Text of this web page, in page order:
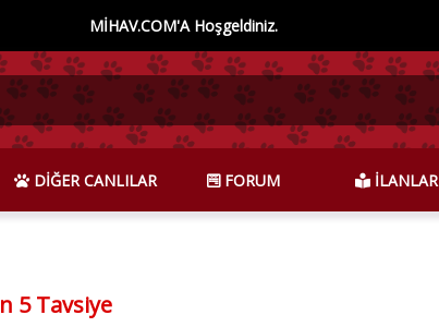
MİHAV.COM'A Hoşgeldiniz.
DİĞER CANLILAR FORUM İLANLAR
5 Tavsiye